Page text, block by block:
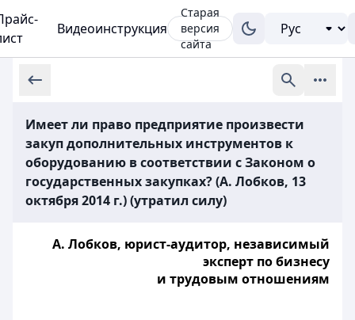
Видеоинструкция
Старая
версия
сайта
Имеет ли право предприятие произвести
закуп дополнительных инструментов к
оборудованию в соответствии с Законом о
государственных закупках? (А. Лобков, 13
октября 2014 г.) (утратил силу)
А. Лобков, юрист-аудитор, независимый
эксперт по бизнесу
и трудовым отношениям